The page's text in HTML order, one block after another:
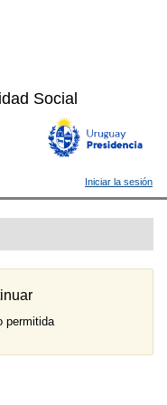
Social
Iniciar la sesión
permitida